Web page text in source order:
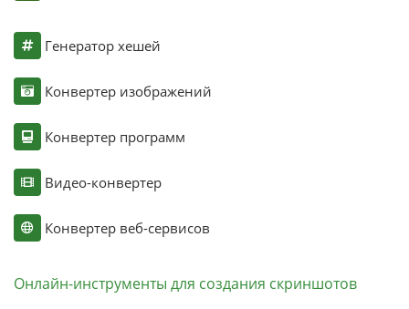
Генератор хешей
Конвертер изображений
Конвертер программ
Видео-конвертер
Конвертер веб-сервисов
Онлайн-инструменты для создания скриншотов